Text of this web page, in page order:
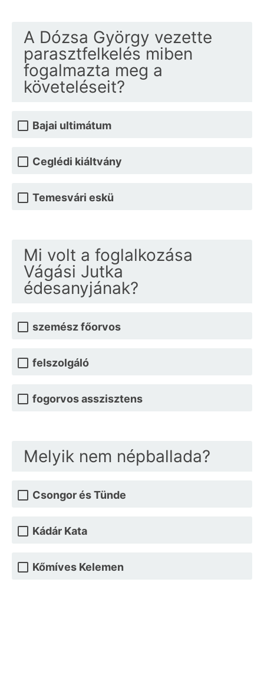
A Dózsa György vezette
parasztfelkelés miben
fogalmazta meg a
követeléseit?
Bajai ultimátum
Ceglédi kiáltvány
Temesvári eskü
Mi volt a foglalkozása
Vágási Jutka
édesanyjának?
szemész főorvos
felszolgáló
fogorvos asszisztens
Melyik nem népballada?
Csongor és Tünde
Kádár Kata
Kőmíves Kelemen